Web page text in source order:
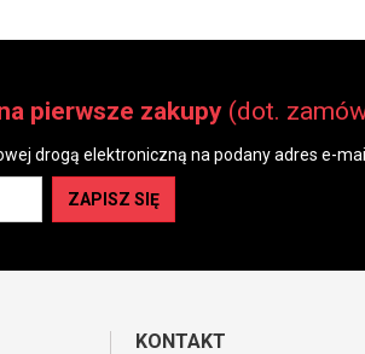
pierwsze zakupy (dot.
drogą elektroniczną na podany adres e-mail
ZAPISZ SIĘ
KONTAKT